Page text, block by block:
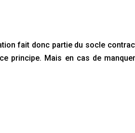
fait donc partie du socle
principe. Mais en cas de